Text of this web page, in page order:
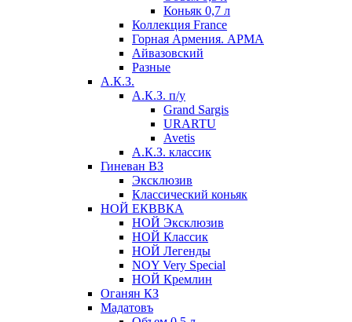
Коньяк 0,7 л
Коллекция France
Горная Армения. АРМА
Айвазовский
Разные
А.К.З.
А.К.З. п/у
Grand Sargis
URARTU
Avetis
А.К.З. классик
Гиневан ВЗ
Эксклюзив
Классический коньяк
НОЙ ЕКВВКА
НОЙ Эксклюзив
НОЙ Классик
НОЙ Легенды
NOY Very Speсial
НОЙ Кремлин
Оганян КЗ
Мадатовъ